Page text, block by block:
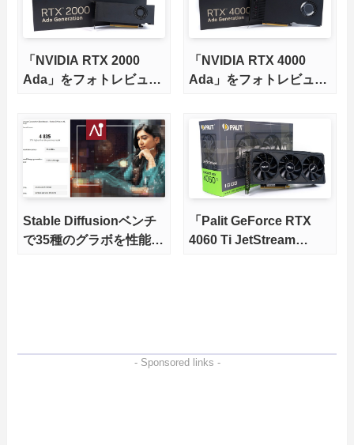
「NVIDIA RTX 2000
Ada」をフォトレビュ
「NVIDIA RTX 4000
Ada」をフォトレビュ
Stable Diffusionベンチ
で35種のグラボを性能比
「Palit GeForce RTX
4060 Ti JetStream
- Sponsored links -